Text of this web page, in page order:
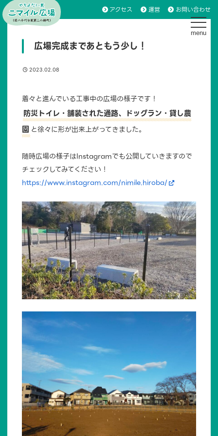
アクセス 運営 お問い合わせ
toggle
広場完成まであともう少し！
2023.02.08
着々と進んでいる工事中の広場の様子です！
防災トイレ・舗装された通路、ドッグラン・貸し農
園 と徐々に形が出来上がってきました。
随時広場の様子はInstagramでも公開していきますので
チェックしてみてください！
https://www.instagram.com/nimile.hiroba/